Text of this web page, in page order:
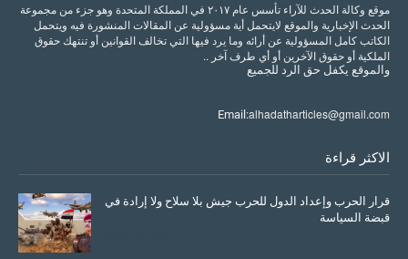
موقع وكالة الحدث للآراء تأسس عام ٢٠١٧ في المملكة المتحدة وهو جزء من مجموعة
الحدث الإخبارية والموقع لايتحمل أية مسؤولية عن المقالات المنشورة فيه ويتحمل
الكاتب كامل المسؤولية عن أرائه وما يرد فيها التي تخالف القوانين أو تنتهك حقوق
الملكية أو حقوق الآخرين أو أي طرف آخر ..
والموقع يكفل حق الرد للجميع
Email:alhadatharticles@gmail.com
الاكثر قراءة
قرار الحرب وإعداد الدول للحرب جيش بلا سلاح ولا إرادة في
قبضة السياسة